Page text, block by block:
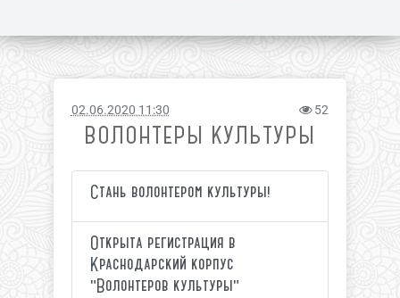
02.06.2020 11:30 52
ВОЛОНТЕРЫ КУЛЬТУРЫ
Стань волонтером культуры!
Открыта регистрация в
Краснодарский корпус
"Волонтеров культуры"